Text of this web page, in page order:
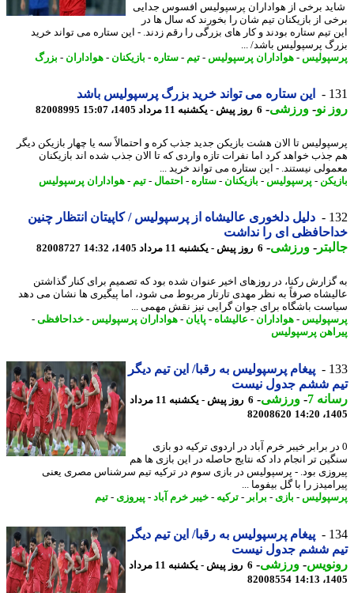
برخی از هواداران پرسپولیس افسوس جدایی
از بازیکنان تیم شان را بخورند که سال ها در
تیم ستاره بودند و کار های بزرگی را رقم زدند. - این ستاره می تواند خرید
پرسپولیس باشد/ ...
-هواداران پرسپولیس-تیم -ستاره-بازیکنان-هواداران - بزرگ
این ستاره می تواند خرید بزرگ پرسپولیس باشد
نو- ورزشی-6 روز پیش - یکشنبه 11 مرداد 1405، 15:07 82008995
تا الان هشت بازیکن جدید جذب کره و احتمالاً سه یا چهار بازیکن دیگر
خواهد کرد اما نفرات تازه واردی که تا الان جذب شده اند بازیکنان
نیستند. - این ستاره می تواند خرید ...
-پرسپولیس-بازیکنان-ستاره-احتمال-تیم -هواداران پرسپولیس
دلیل دلخوری عالیشاه از پرسپولیس / کاپیتان انتظار چنین
ای را نداشت
-ورزشی-6 روز پیش - یکشنبه 11 مرداد 1405، 14:32 82008727
رکنا، در روزهای اخیر عنوان شده بود که تصمیم برای کنار گذاشتن
صرفاً به نظر مهدی تارتار مربوط می شود، اما پیگیری ها نشان می دهد
باشگاه برای جوان گرایی نیز نقش مهمی ...
-هواداران - عالیشاه-پایان-هواداران پرسپولیس-خداحافظی-
پرسپولیس
پیغام پرسپولیس به رقبا/ این تیم دیگر
ششم جدول نیست
7
-ورزشی-
6 روز پیش - یکشنبه 11 مرداد
82008620
برابر خیبر خرم آباد در اردوی ترکیه دو بازی
تر انجام داد که نتایج حاصله در این بازی ها هم
بود. - پرسپولیس در بازی سوم در ترکیه تیم سرشناس مصری یعنی
را با گل بیفوما ...
-بازی - برابر- ترکیه-خیبر خرم آباد- پیروزی - تیم
پیغام پرسپولیس به رقبا/ این تیم دیگر
ششم جدول نیست
-ورزشی-
6 روز پیش - یکشنبه 11 مرداد
82008554